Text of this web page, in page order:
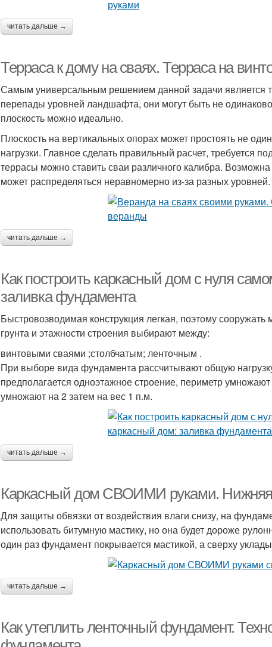
читать дальше →
Терраса к дому на сваях. Терраса на
Самым универсальным решением данной задачи является
перепады уровней ландшафта, они могут быть не
плоскость можно идеально.
Плоскость на вертикальных опорах может простоять не
нагрузки. Главное сделать правильный расчет, требуется
террасы можно ставить сваи различного калибра.
может распределяться неравномерно из-за разных уровней.
читать дальше →
Как построить каркасный дом с нуля
заливка фундамента
Быстровозводимая конструкция легкая, поэтому
грунта и этажности строения выбирают между:
винтовыми сваями ;столбчатым; ленточным .
При выборе вида фундамента рассчитывают общую
предполагается одноэтажное строение, периметр
умножают на 2 затем на вес 1 п.м.
читать дальше →
Каркасный дом СВОИМИ руками. Нижняя
Для защиты обвязки от воздействия влаги снизу, на
использовать битумную мастику, но она будет дороже
один раз фундамент покрывается мастикой, а сверху
читать дальше →
Как утеплить ленточный фундамент.